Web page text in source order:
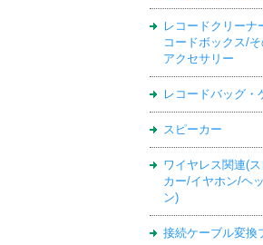
レコードクリーナ
コードボックス/
アクセサリー
レコードバッグ・
スピーカー
ワイヤレス関連(
カー/イヤホン/ヘ
ン)
接続ケーブル変換